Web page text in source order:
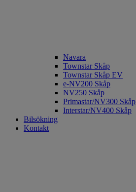
Navara
Townstar Skåp
Townstar Skåp EV
e-NV200 Skåp
NV250 Skåp
Primastar/NV300 Skåp
Interstar/NV400 Skåp
Bilsökning
Kontakt